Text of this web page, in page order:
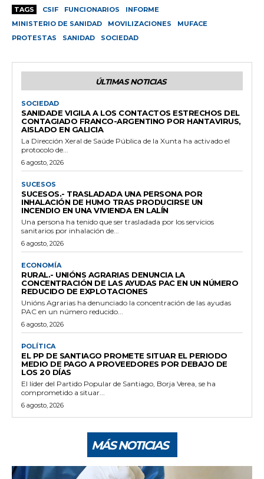
TAGS CSIF FUNCIONARIOS
INFORME
MINISTERIO DE SANIDAD
MOVILIZACIONES
MUFACE
PROTESTAS
SANIDAD SOCIEDAD
ÚLTIMAS NOTICIAS
SOCIEDAD
SANIDADE VIGILA A LOS CONTACTOS ESTRECHOS DEL
CONTAGIADO FRANCO-ARGENTINO POR HANTAVIRUS,
AISLADO EN GALICIA
La Dirección Xeral de Saúde Pública de la Xunta ha activado el
protocolo de...
6 agosto, 2026
SUCESOS
SUCESOS.- TRASLADADA UNA PERSONA POR
INHALACIÓN DE HUMO TRAS PRODUCIRSE UN
INCENDIO EN UNA VIVIENDA EN LALÍN
Una persona ha tenido que ser trasladada por los servicios
sanitarios por inhalación de...
6 agosto, 2026
ECONOMÍA
RURAL.- UNIÓNS AGRARIAS DENUNCIA LA
CONCENTRACIÓN DE LAS AYUDAS PAC EN UN NÚMERO
REDUCIDO DE EXPLOTACIONES
Unións Agrarias ha denunciado la concentración de las ayudas
PAC en un número reducido...
6 agosto, 2026
POLÍTICA
EL PP DE SANTIAGO PROMETE SITUAR EL PERIODO
MEDIO DE PAGO A PROVEEDORES POR DEBAJO DE
LOS 20 DÍAS
El líder del Partido Popular de Santiago, Borja Verea, se ha
comprometido a situar...
6 agosto, 2026
MÁS NOTICIAS